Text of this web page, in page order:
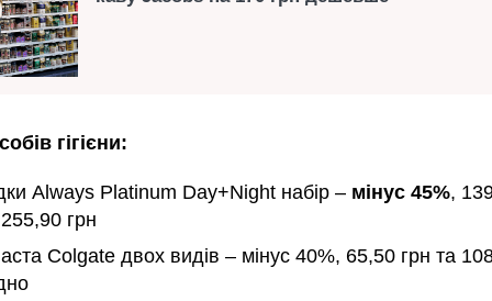
гігієни:
Always Platinum Day+Night набір – мінус 45%,
грн
Colgate двох видів – мінус 40%, 65,50 грн та